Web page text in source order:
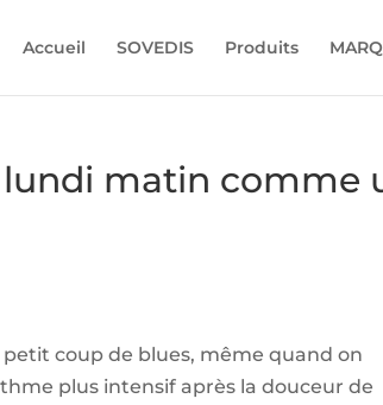
Accueil SOVEDIS Produits
lundi matin comme
coup de blues, même quand on
plus intensif après la douceur de